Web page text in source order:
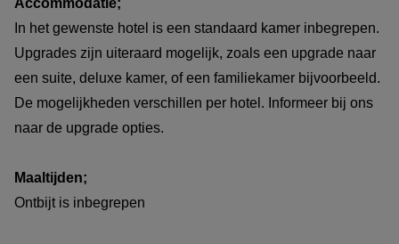
Accommodatie;
In het gewenste hotel is een standaard kamer inbegrepen.
Upgrades zijn uiteraard mogelijk, zoals een upgrade naar
een suite, deluxe kamer, of een familiekamer bijvoorbeeld.
De mogelijkheden verschillen per hotel. Informeer bij ons
naar de upgrade opties.
Maaltijden;
Ontbijt is inbegrepen